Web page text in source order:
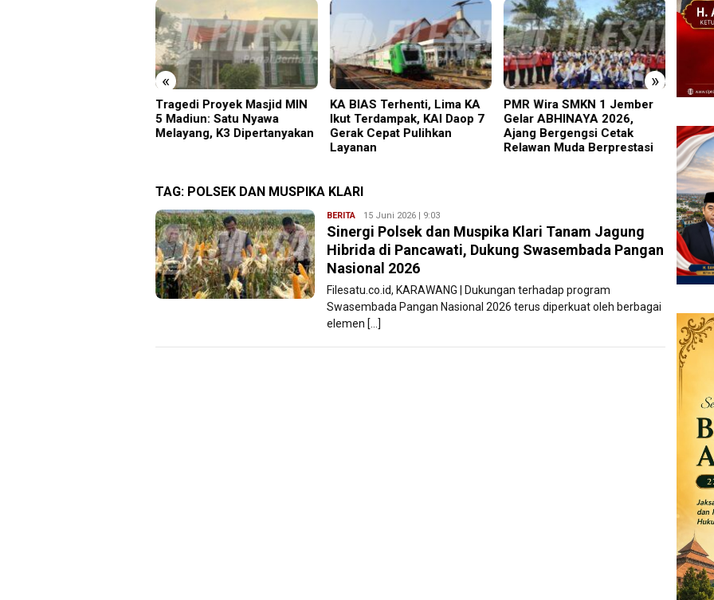
« »
Tragedi Proyek Masjid MIN
5 Madiun: Satu Nyawa
Melayang, K3 Dipertanyakan
KA BIAS Terhenti, Lima KA
Ikut Terdampak, KAI Daop 7
Gerak Cepat Pulihkan
Layanan
PMR Wira SMKN 1 Jember
Gelar ABHINAYA 2026,
Ajang Bergengsi Cetak
Relawan Muda Berprestasi
Pria
TAG: POLSEK DAN MUSPIKA KLARI
BERITA Ryan
Karawang
15 Juni 2026 | 9:03
Sinergi Polsek dan Muspika Klari Tanam Jagung
Hibrida di Pancawati, Dukung Swasembada Pangan
Nasional 2026
Filesatu.co.id, KARAWANG | Dukungan terhadap program
Swasembada Pangan Nasional 2026 terus diperkuat oleh berbagai
elemen […]